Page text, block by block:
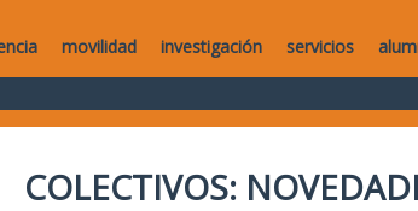
movilidad investigación servicios
COLECTIVOS: